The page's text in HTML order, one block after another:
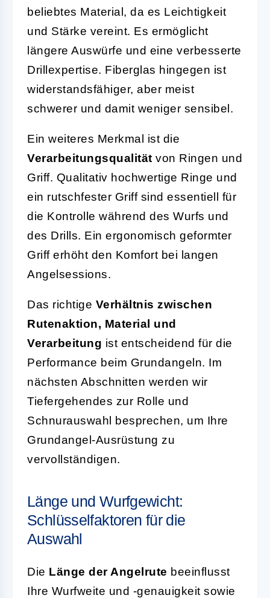
beliebtes Material, da es Leichtigkeit
und Stärke vereint. Es ermöglicht
längere Auswürfe und eine verbesserte
Drillexpertise. Fiberglas hingegen ist
widerstandsfähiger, aber meist
schwerer und damit weniger sensibel.
Ein weiteres Merkmal ist die
Verarbeitungsqualität von Ringen und
Griff. Qualitativ hochwertige Ringe und
ein rutschfester Griff sind essentiell für
die Kontrolle während des Wurfs und
des Drills. Ein ergonomisch geformter
Griff erhöht den Komfort bei langen
Angelsessions.
Das richtige Verhältnis zwischen
Rutenaktion, Material und
Verarbeitung ist entscheidend für die
Performance beim Grundangeln. Im
nächsten Abschnitten werden wir
Tiefergehendes zur Rolle und
Schnurauswahl besprechen, um Ihre
Grundangel-Ausrüstung zu
vervollständigen.
Länge und Wurfgewicht:
Schlüsselfaktoren für die
Auswahl
Die Länge der Angelrute beeinflusst
Ihre Wurfweite und -genauigkeit sowie